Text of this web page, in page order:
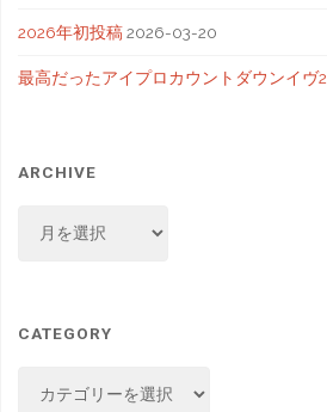
2026年初投稿 2026-03-20
最高だったアイプロカウントダウンイヴ
ARCHIVE
CATEGORY